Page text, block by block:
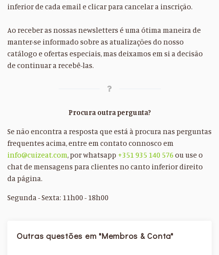
inferior de cada email e clicar para cancelar a inscrição.
Ao receber as nossas newsletters é uma ótima maneira de
manter-se informado sobre as atualizações do nosso
catálogo e ofertas especiais, mas deixamos em si a decisão
de continuar a recebê-las.
Procura outra pergunta?
Se não encontra a resposta que está à procura nas perguntas
frequentes acima, entre em contato connosco em
info@cuizeat.com, por whatsapp +351 935 140 576 ou use o
chat de mensagens para clientes no canto inferior direito
da página.
Segunda - Sexta: 11h00 - 18h00
Outras questões em "Membros & Conta"